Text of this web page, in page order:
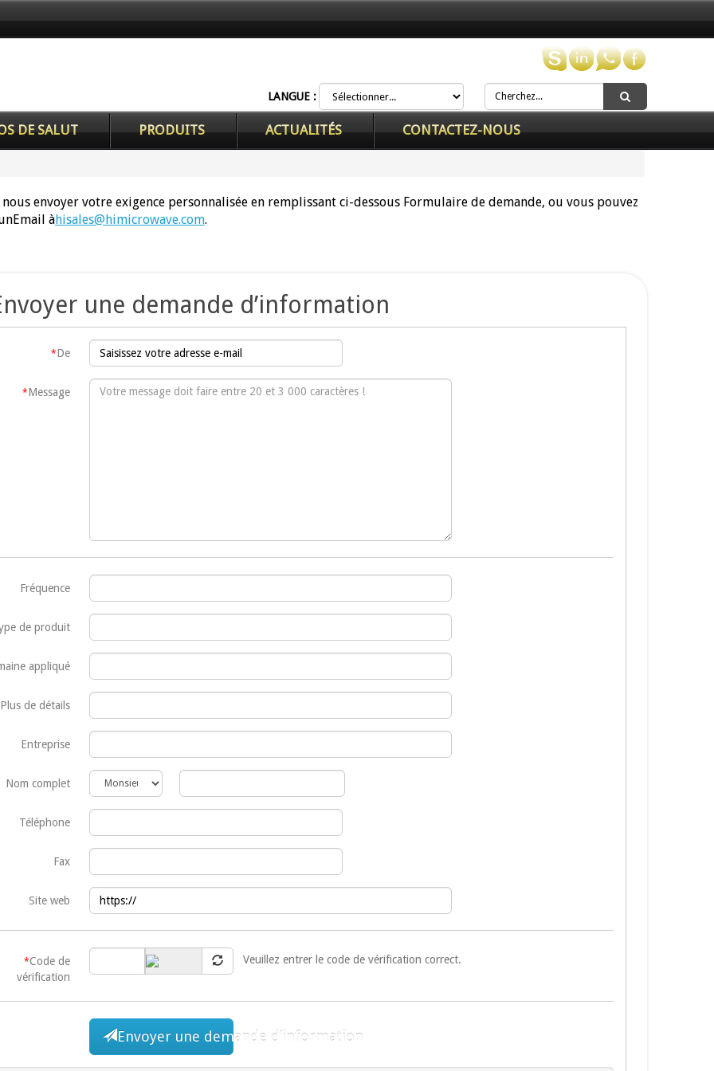
LANGUE :
DE SALUT PRODUITS ACTUALITÉS CONTACTEZ-NOUS
envoyer votre exigence personnalisée en remplissant ci-dessous Formulaire de demande, ou vous pouvez
Email àhisales@himicrowave.com.
une demande d’information
*De
*Message
Fréquence
de produit
appliqué
Plus de détails
Entreprise
Nom complet
Téléphone
Fax
Site web
*Code de
vérification
Veuillez entrer le code de vérification correct.
Envoyer une demande d’information